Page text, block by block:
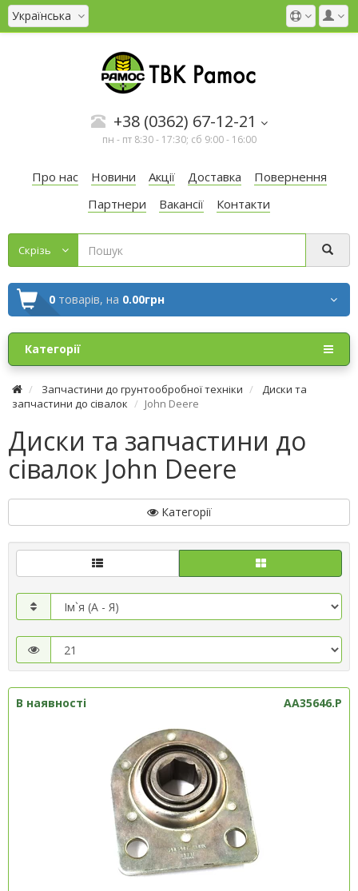
Українська
+38 (0362) 67-12-21
пн - пт 8:30 - 17:30; сб 9:00 - 16:00
Про нас Новини Акції Доставка
Повернення
Партнери
Вакансії Контакти
Cкрізь
0 товарів, на 0.00грн
Категорії
Запчастини до грунтообробної техніки
Диски та
запчастини до сівалок
John Deere
Диски та запчастини до
сівалок John Deere
Категорії
В наявності AA35646.P